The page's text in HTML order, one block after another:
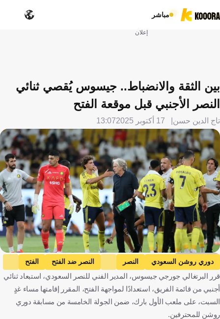
مباشر
إعلان
بين الثقة والانضباط.. جيسوس يُقصي ثنائي
النصر الأجنبي قبل موقعة الفتح
تاج الدين حسن 17 أكتوبر 2025 13:07
Getty Images
دوري روشن السعودي النصر النصر ضد الفتح
الفتح
أحد تحت 17 ضد النصر تحت 17
أحد تحت 17
النصر تحت 17
الدوري السعودي الممتاز - تحت 17 سنة
المملكة العربية السعودية البرتغال كرة قدم
قرر البرتغالي جورجي جيسوس، المدير الفني للنصر السعودي، استبعاد ثنائي
أجنبي من قائمة الفريق، استعدادًا لمواجهة الفتح، المقرر إقامتها مساء غدٍ
السبت، على ملعب الأول بارك، ضمن الجولة الخامسة من مسابقة دوري
روشن للمحترفين.